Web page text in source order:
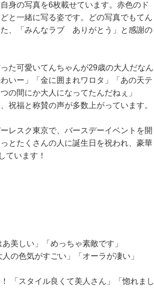
身の写真を6枚載せています。赤色のド
と一緒に写る姿です。どの写真でもてん
、「みんなラブ ありがとう」と感謝の
た可愛いてんちゃんが29歳の大人だなん
いー」「金に囲まれワロタ」「あの天テ
の間にか大人になってたんだねぇ」
祝福と称賛の声が多数上がっています。
レスク東京で、バースデーイベントを開
とたくさんの人に誕生日を祝われ、豪華
ています！
美しい」「めっちゃ素敵です」
の色気がすごい」「オーラが凄い」
「スタイル良くて美人さん」「惚れまし